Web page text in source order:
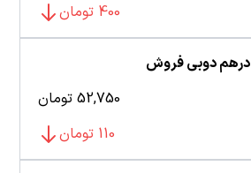
400 تومان
درهم دوبی فروش
52,750 تومان
110 تومان